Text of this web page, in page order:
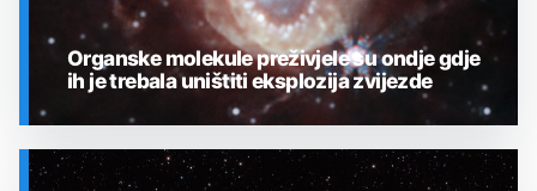
SVEMIR
Organske molekule preživjele su ondje gdje
ih je trebala uništiti eksplozija zvijezde